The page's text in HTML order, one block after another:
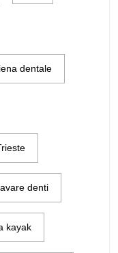
dentale
denti
kayak